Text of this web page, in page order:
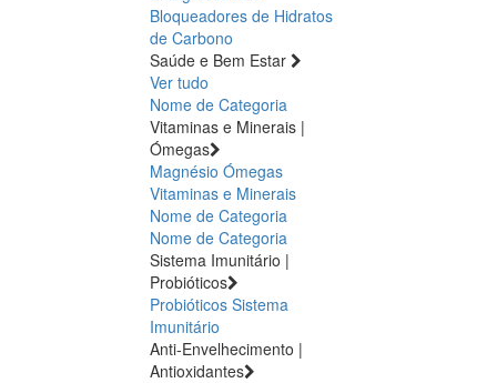
Bloqueadores de Hidratos
de Carbono
Saúde e Bem Estar
Ver tudo
Nome de Categoria
Vitaminas e Minerais |
Ómegas
Magnésio Ómegas
Vitaminas e Minerais
Nome de Categoria
Nome de Categoria
Sistema Imunitário |
Probióticos
Probióticos Sistema
Imunitário
Anti-Envelhecimento |
Antioxidantes